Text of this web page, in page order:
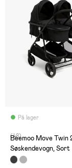
På lager
(48)
Beemoo Move Twin
Søskendevogn, Sort